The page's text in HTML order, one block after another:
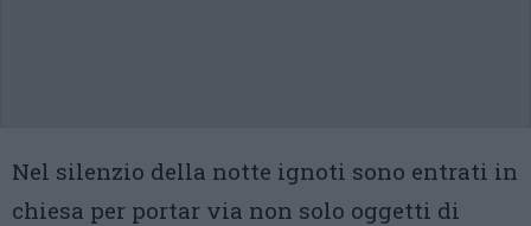
Nel silenzio della notte ignoti sono entrati in
chiesa per portar via non solo oggetti di